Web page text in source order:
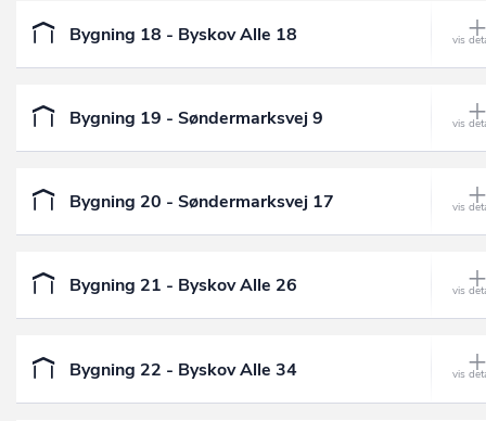
Bygning 18 - Byskov Alle 18
Bygning 19 - Søndermarksvej 9
Bygning 20 - Søndermarksvej 17
Bygning 21 - Byskov Alle 26
Bygning 22 - Byskov Alle 34